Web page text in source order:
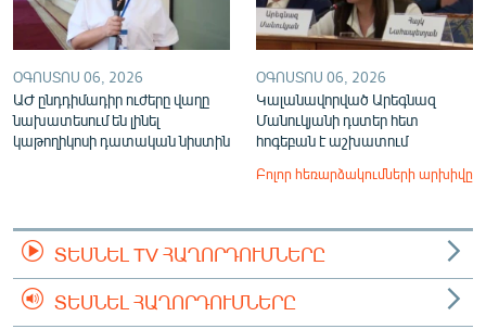
ՕԳՈՍՏՈՍ 06, 2026
ԱԺ ընդդիմադիր ուժերը վաղը
նախատեսում են լինել
կաթողիկոսի դատական նիստին
ՕԳՈՍՏՈՍ 06, 2026
Կալանավորված Արեգնազ
Մանուկյանի դստեր հետ
հոգեբան է աշխատում
Բոլոր հեռարձակումների արխիվը
ՏԵՍՆԵԼ TV ՀԱՂՈՐԴՈՒՄՆԵՐԸ
ՏԵՍՆԵԼ ՀԱՂՈՐԴՈՒՄՆԵՐԸ